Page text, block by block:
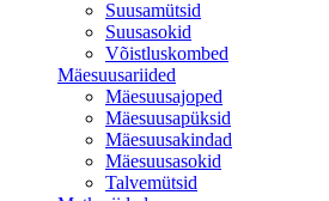
Suusamütsid
Suusasokid
Võistluskombed
Mäesuusariided
Mäesuusajoped
Mäesuusapüksid
Mäesuusakindad
Mäesuusasokid
Talvemütsid